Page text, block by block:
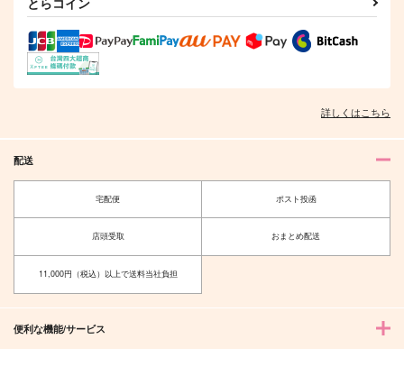
逃げ水とアトリビュー
ト（上）
スタート地点から
2.0km
ラギー×レオナ
1,540円（税込）
レオナ×ラギー
詳しくはこちら
配送
宅配便 ポスト投函
店頭受取 おまとめ配送
11,000円（税込）以上で送料当社負担
便利な機能/サービス